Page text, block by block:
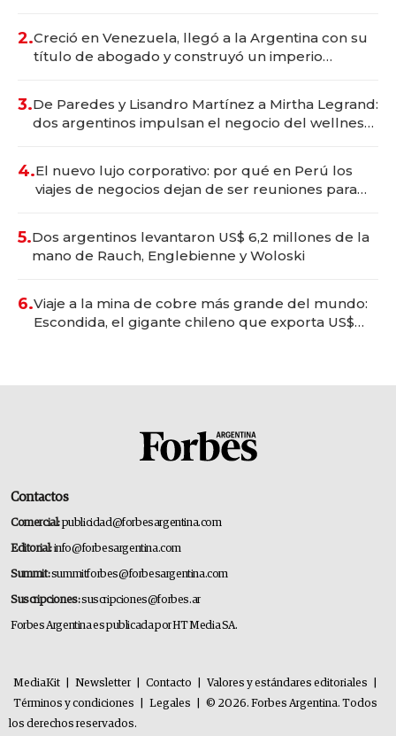
2.Creció en Venezuela, llegó a la Argentina con su
título de abogado y construyó un imperio
3.De Paredes y Lisandro Martínez a Mirtha Legrand:
dos argentinos impulsan el negocio del wellness
4.El nuevo lujo corporativo: por qué en Perú los
viajes de negocios dejan de ser reuniones para
5.Dos argentinos levantaron US$ 6,2 millones de la
mano de Rauch, Englebienne y Woloski
6.Viaje a la mina de cobre más grande del mundo:
Escondida, el gigante chileno que exporta US$
Contactos
Comercial:publicidad@forbesargentina.com
Editorial:info@forbesargentina.com
Summit:summitforbes@forbesargentina.com
Suscripciones:suscripciones@forbes.ar
Forbes Argentina es publicada por HT Media SA.
MediaKit Newsletter Contacto Valores y estándares editoriales
Términos y condiciones
Legales
© 2026. Forbes Argentina. Todos
los derechos reservados.